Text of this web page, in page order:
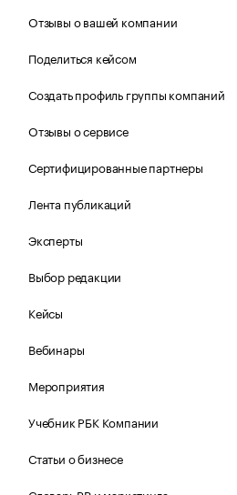
Отзывы о вашей компании
Поделиться кейсом
Создать профиль группы компаний
Отзывы о сервисе
Сертифицированные партнеры
Лента публикаций
Эксперты
Выбор редакции
Кейсы
Вебинары
Мероприятия
Учебник РБК Компании
Статьи о бизнесе